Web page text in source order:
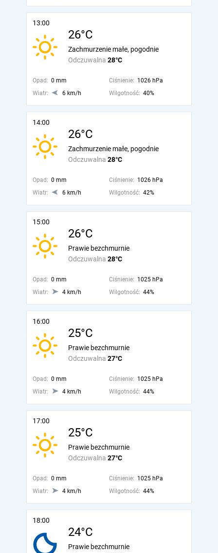
13:00
26°C
Odczuwalna 28°C
Zachmurzenie małe, pogodnie
Opad: 0 mm Ciśnienie: 1026 hPa
Wiatr:
6 km/h Wilgotność: 40%
14:00
26°C
Odczuwalna 28°C
Zachmurzenie małe, pogodnie
Opad: 0 mm Ciśnienie: 1026 hPa
Wiatr:
6 km/h Wilgotność: 42%
15:00
26°C
Odczuwalna 28°C
Prawie bezchmurnie
Opad: 0 mm Ciśnienie: 1025 hPa
Wiatr:
4 km/h Wilgotność: 44%
16:00
25°C
Odczuwalna 27°C
Prawie bezchmurnie
Opad: 0 mm Ciśnienie: 1025 hPa
Wiatr:
4 km/h Wilgotność: 44%
17:00
25°C
Odczuwalna 27°C
Prawie bezchmurnie
Opad: 0 mm Ciśnienie: 1025 hPa
Wiatr:
4 km/h Wilgotność: 44%
18:00
24°C
Prawie bezchmurnie